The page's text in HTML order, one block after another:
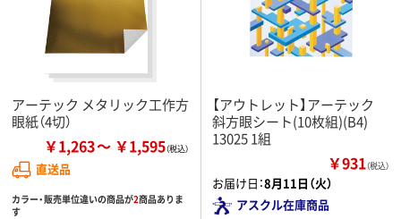
アーテック メタリック工作方
眼紙（4切）
￥1,263 ￥1,595
直送品
カラー・販売単位違いの商品が2商品ありま
す
【アウトレット】アーテック
斜方眼シート(10枚組)(B4)
13025 1組
￥931（税込）
お届け日：8月11日（火）
アスクル在庫商品